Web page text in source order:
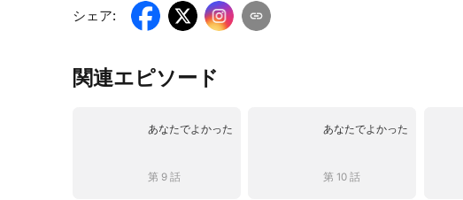
シェア:
関連エピソード
あなたでよかった
第 9 話
あなたでよかった
第 10 話